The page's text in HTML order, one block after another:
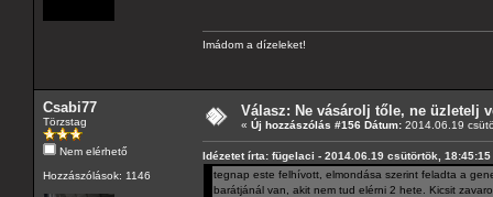
Imádom a dízeleket!
Csabi77
Törzstag
Nem elérhető
Hozzászólások: 1146
Válasz: Ne vásárolj tőle, ne üzletelj
« Új hozzászólás #156 Dátum: 2014.06.19
Idézetet írta: fügelaci - 2014.06.19 csütörtök, 18:45:15
tegnap este felhívott, elmondása szerint feladta a
barátjánál van, akit nem tud elérni 2 hete. Kicsit